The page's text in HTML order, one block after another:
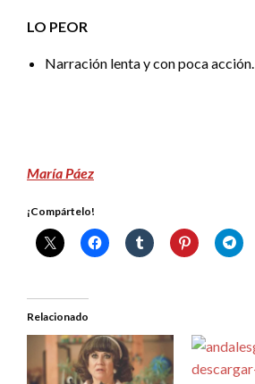
LO PEOR
Narración lenta y con poca acción.
María Páez
¡Compártelo!
Relacionado